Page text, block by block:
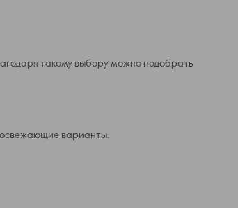
такому выбору можно подобрать
освежающие варианты.